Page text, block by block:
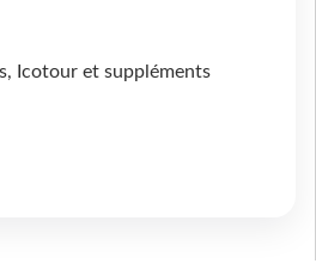
Icotour et suppléments